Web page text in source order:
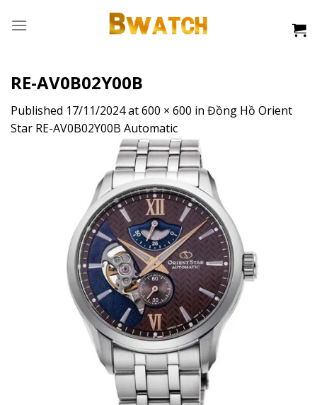
RE-AV0B02Y00B
Published 17/11/2024at600 × 600 in Đồng Hồ Orient
Star RE-AV0B02Y00B Automatic